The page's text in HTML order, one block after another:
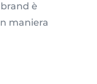
è
maniera